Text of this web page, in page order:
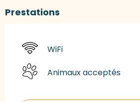
Prestations
WiFi
Animaux acceptés